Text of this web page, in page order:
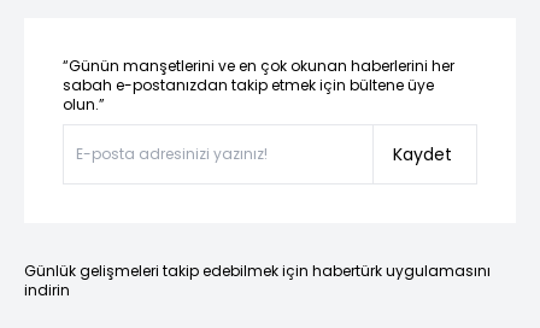
“Günün manşetlerini ve en çok okunan haberlerini her
sabah e-postanızdan takip etmek için bültene üye
olun.”
Kaydet
Günlük gelişmeleri takip edebilmek için habertürk uygulamasını
indirin